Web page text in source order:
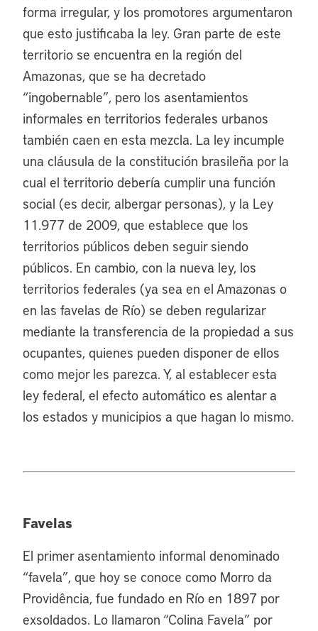
forma irregular, y los promotores argumentaron
que esto justificaba la ley. Gran parte de este
territorio se encuentra en la región del
Amazonas, que se ha decretado
“ingobernable”, pero los asentamientos
informales en territorios federales urbanos
también caen en esta mezcla. La ley incumple
una cláusula de la constitución brasileña por la
cual el territorio debería cumplir una función
social (es decir, albergar personas), y la Ley
11.977 de 2009, que establece que los
territorios públicos deben seguir siendo
públicos. En cambio, con la nueva ley, los
territorios federales (ya sea en el Amazonas o
en las favelas de Río) se deben regularizar
mediante la transferencia de la propiedad a sus
ocupantes, quienes pueden disponer de ellos
como mejor les parezca. Y, al establecer esta
ley federal, el efecto automático es alentar a
los estados y municipios a que hagan lo mismo.
Favelas
El primer asentamiento informal denominado
“favela”, que hoy se conoce como Morro da
Providência, fue fundado en Río en 1897 por
exsoldados. Lo llamaron “Colina Favela” por